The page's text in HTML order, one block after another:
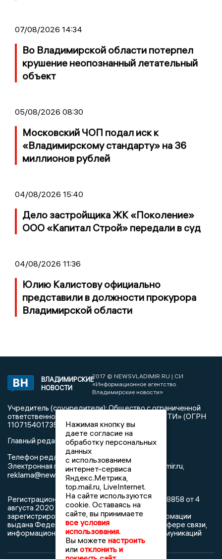
07/08/2026 14:34
Во Владимирской области потерпел
крушение неопознанный летательный
объект
05/08/2026 08:30
Московский ЧОП подал иск к
«Владимирскому стандарту» на 36
миллионов рублей
04/08/2026 15:40
Дело застройщика ЖК «Поколение»
ООО «Капитал Строй» передали в суд
04/08/2026 11:36
Юлию Калистову официально
представили в должности прокурора
Владимирской области
ВЛАДИМИРСКИЕ
НОВОСТИ
2017 © NEWSVLADIMIR.RU | СИ
«Информационное агентство
Владимирские новости»
Учредитель (соучредители): Общество с ограниченной
ответственностью «РЕГИОНАЛЬНЫЕ НОВОСТИ» (ОГРН
1107154017354)
Главный редактор: Мазов С. А.
Телефон редакции:8 (4922) 666916
Электронная почта редакции:info@newsvladimir.ru
reklama@newsvladimir.ru
Регистрационный номер: серия Эл № ФС77-78858 от 4
августа 2020 г. согласно выписке из реестра
зарегистрированных средств массовой информации
выдана Федеральной службой по надзору в сфере связи,
информационных технологий и массовых коммуникаций
Нажимая кнопку вы
даете согласие на
обработку персональных
данных
с использованием
интернет-сервиса
Яндекс.Метрика,
top.mail.ru, LiveInternet.
На сайте используются
cookie. Оставаясь на
сайте, вы принимаете
все условия
использования.
Вы можете настроить
или отклонить и